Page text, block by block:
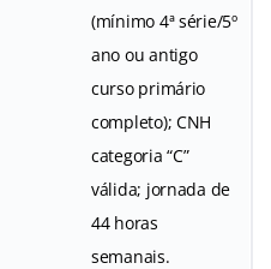
(mínimo 4ª série/5º
ano ou antigo
curso primário
completo); CNH
categoria “C”
válida; jornada de
44 horas
semanais.